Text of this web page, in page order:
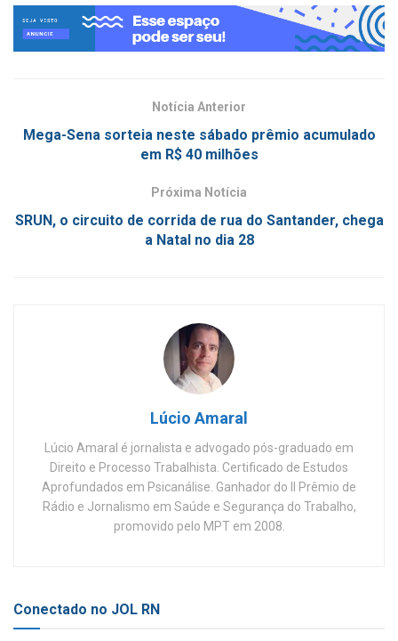
Notícia Anterior
Mega-Sena sorteia neste sábado prêmio acumulado
em R$ 40 milhões
Próxima Notícia
SRUN, o circuito de corrida de rua do Santander, chega
a Natal no dia 28
Lúcio Amaral
Lúcio Amaral é jornalista e advogado pós-graduado em
Direito e Processo Trabalhista. Certificado de Estudos
Aprofundados em Psicanálise. Ganhador do II Prêmio de
Rádio e Jornalismo em Saúde e Segurança do Trabalho,
promovido pelo MPT em 2008.
Conectado no JOL RN